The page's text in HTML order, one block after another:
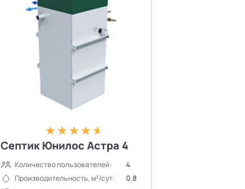
Септик Юнилос Астра 4
Количество пользователей:
4
Производительность, м³/сут:
0.8